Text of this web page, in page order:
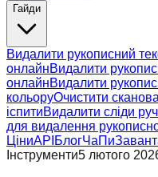
Гайди
Видалити рукописний
онлайнВидалити
онлайнВидалити
кольоруОчистити
іспитиВидалити сліди
для видалення
ЦіниAPI БлогЧаПи
Інструменти5 лютого